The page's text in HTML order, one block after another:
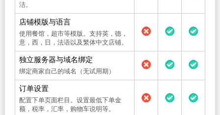
洁。
店铺模版与语言
使用餐馆，超市等模版。支持英，德，
意，西，日，法语以及繁体中文店铺。
独立服务器与域名绑定
绑定商家自己的域名（无试用期）
订单设置
配置下单页面栏目。设置最低下单金
额，税率，汇率，购物车说明等。